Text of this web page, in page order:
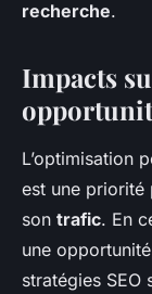
recherche.
Impacts
L’optimisation
est une priorité
son trafic. En
une
stratégies SEO